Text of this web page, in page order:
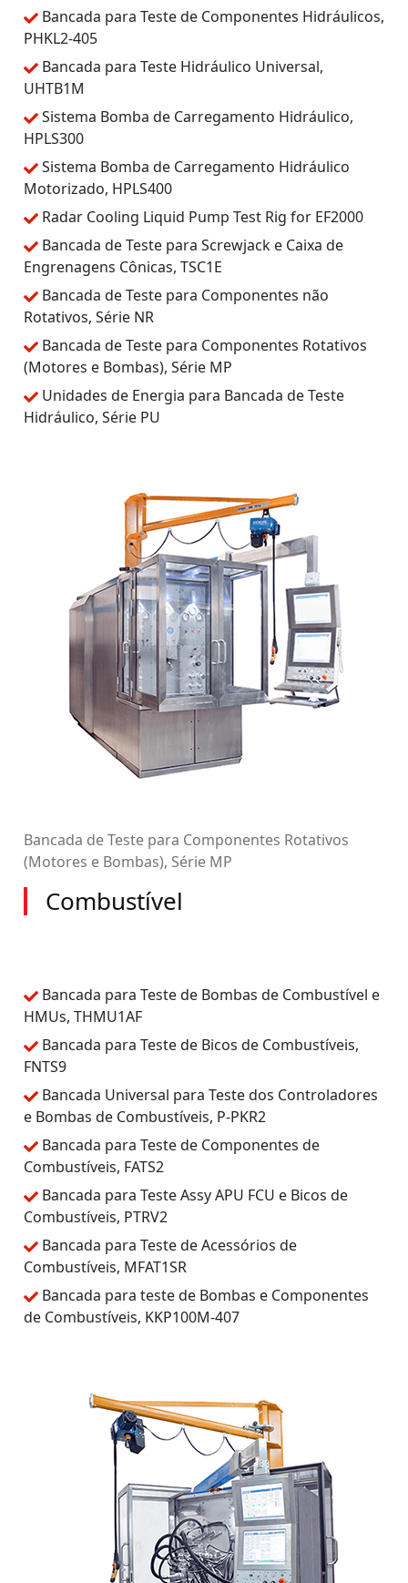
Bancada para Teste de Componentes Hidráulicos,
PHKL2-405
Bancada para Teste Hidráulico Universal,
UHTB1M
Sistema Bomba de Carregamento Hidráulico,
HPLS300
Sistema Bomba de Carregamento Hidráulico
Motorizado, HPLS400
Radar Cooling Liquid Pump Test Rig for EF2000
Bancada de Teste para Screwjack e Caixa de
Engrenagens Cônicas, TSC1E
Bancada de Teste para Componentes não
Rotativos, Série NR
Bancada de Teste para Componentes Rotativos
(Motores e Bombas), Série MP
Unidades de Energia para Bancada de Teste
Hidráulico, Série PU
Bancada de Teste para Componentes Rotativos
(Motores e Bombas), Série MP
Combustível
Bancada para Teste de Bombas de Combustível e
HMUs, THMU1AF
Bancada para Teste de Bicos de Combustíveis,
FNTS9
Bancada Universal para Teste dos Controladores
e Bombas de Combustíveis, P-PKR2
Bancada para Teste de Componentes de
Combustíveis, FATS2
Bancada para Teste Assy APU FCU e Bicos de
Combustíveis, PTRV2
Bancada para Teste de Acessórios de
Combustíveis, MFAT1SR
Bancada para teste de Bombas e Componentes
de Combustíveis, KKP100M-407